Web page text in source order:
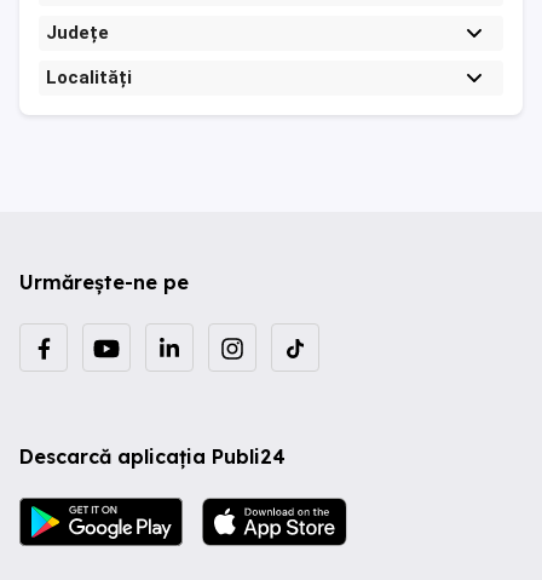
Județe
Localități
Urmărește-ne pe
Descarcă aplicația Publi24